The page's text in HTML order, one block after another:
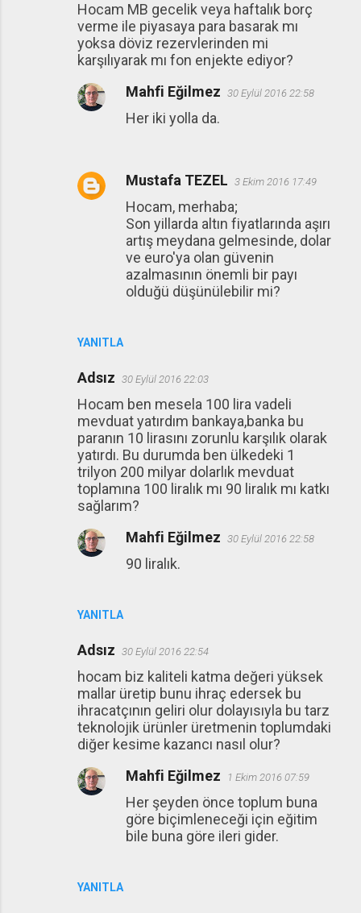
Hocam MB gecelik veya haftalık borç
verme ile piyasaya para basarak mı
yoksa döviz rezervlerinden mi
karşılıyarak mı fon enjekte ediyor?
YANITLA
Mahfi Eğilmez 30 Eylül 2016 22:58
Her iki yolla da.
Mustafa TEZEL 3 Ekim 2016 17:49
Hocam, merhaba;
Son yillarda altın fiyatlarında aşırı
artış meydana gelmesinde, dolar
ve euro'ya olan güvenin
azalmasının önemli bir payı
olduğü düşünülebilir mi?
Adsız 30 Eylül 2016 22:03
Hocam ben mesela 100 lira vadeli
mevduat yatırdım bankaya,banka bu
paranın 10 lirasını zorunlu karşılık olarak
yatırdı. Bu durumda ben ülkedeki 1
trilyon 200 milyar dolarlık mevduat
toplamına 100 liralık mı 90 liralık mı katkı
sağlarım?
YANITLA
Mahfi Eğilmez 30 Eylül 2016 22:58
90 liralık.
Adsız 30 Eylül 2016 22:54
hocam biz kaliteli katma değeri yüksek
mallar üretip bunu ihraç edersek bu
ihracatçının geliri olur dolayısıyla bu tarz
teknolojik ürünler üretmenin toplumdaki
diğer kesime kazancı nasıl olur?
YANITLA
Mahfi Eğilmez 1 Ekim 2016 07:59
Her şeyden önce toplum buna
göre biçimleneceği için eğitim
bile buna göre ileri gider.